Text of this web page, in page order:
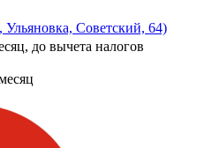
Ульяновка, Советский, 64)
до вычета налогов